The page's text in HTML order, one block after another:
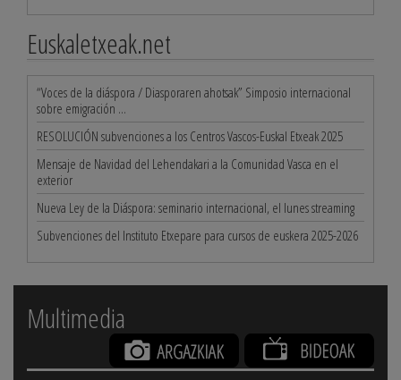
Euskaletxeak.net
“Voces de la diáspora / Diasporaren ahotsak” Simposio internacional
sobre emigración ...
RESOLUCIÓN subvenciones a los Centros Vascos-Euskal Etxeak 2025
Mensaje de Navidad del Lehendakari a la Comunidad Vasca en el
exterior
Nueva Ley de la Diáspora: seminario internacional, el lunes streaming
Subvenciones del Instituto Etxepare para cursos de euskera 2025-2026
Multimedia